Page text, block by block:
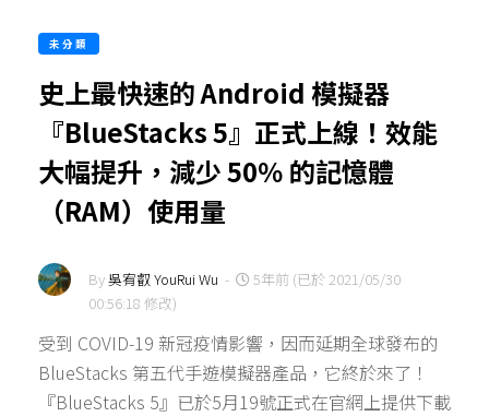
未分類
史上最快速的 Android 模擬器
『BlueStacks 5』正式上線！效能
大幅提升，減少 50％ 的記憶體
（RAM）使用量
By吳宥叡 YouRui Wu -
5年前 (已於 2021/05/30
00:56:18 修改)
受到 COVID-19 新冠疫情影響，因而延期全球發布的
BlueStacks 第五代手遊模擬器產品，它終於來了！
『BlueStacks 5』已於5月19號正式在官網上提供下載